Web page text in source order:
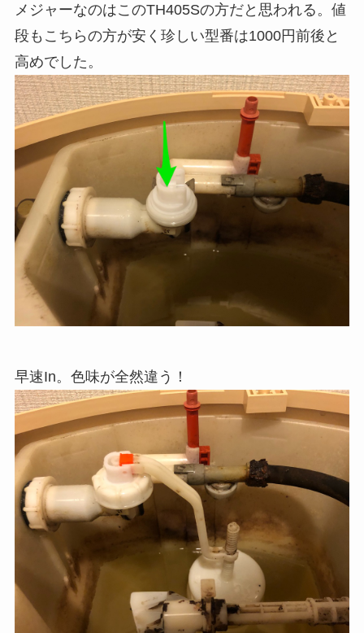
メジャーなのはこのTH405Sの方だと思われる。値
段もこちらの方が安く珍しい型番は1000円前後と
高めでした。
早速In。色味が全然違う！